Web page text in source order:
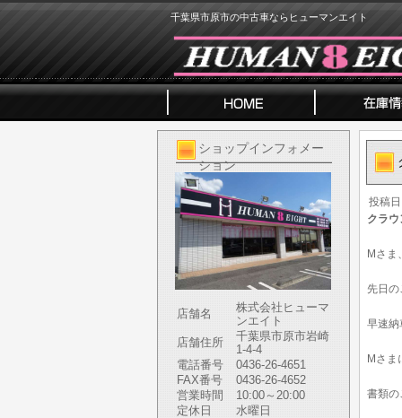
千葉県市原市の中古車ならヒューマンエイト
ショップインフォメー
ション
店舗名
株式会社ヒューマ
ンエイト
店舗住所
千葉県市原市岩崎
1-4-4
電話番号
0436-26-4651
FAX番号
0436-26-4652
営業時間
10:00～20:00
定休日
水曜日
投稿日
クラ
Mさま
先日の
早速納
Mさま
書類の